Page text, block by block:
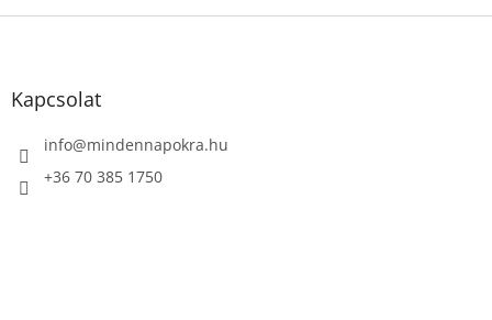
L
Kapcsolat
info@mindennapokra.hu
+36 70 385 1750